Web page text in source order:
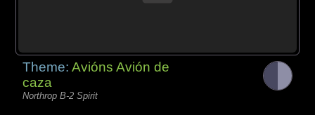
Theme:Avións Avión de
caza
Northrop B-2 Spirit